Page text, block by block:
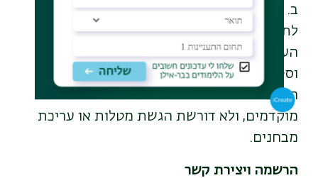
ב. קורס בפילוסופיה יהודית דיאלוגית(לא
לתואר): סדרת מפגשי לימוד ושיח בגובה
העיניים בשיתוף המחלקה לפילוסופיה יהודית
וסטודנטים מקורס "מחשבה יהודית חברתית".
ההשתתפות במפגשים אינה כרוכה בתנאים
מוקדמים, ולא דורשת הגשת מטלות או עריכת
מבחנים.
הרשמה ויצירת קשר